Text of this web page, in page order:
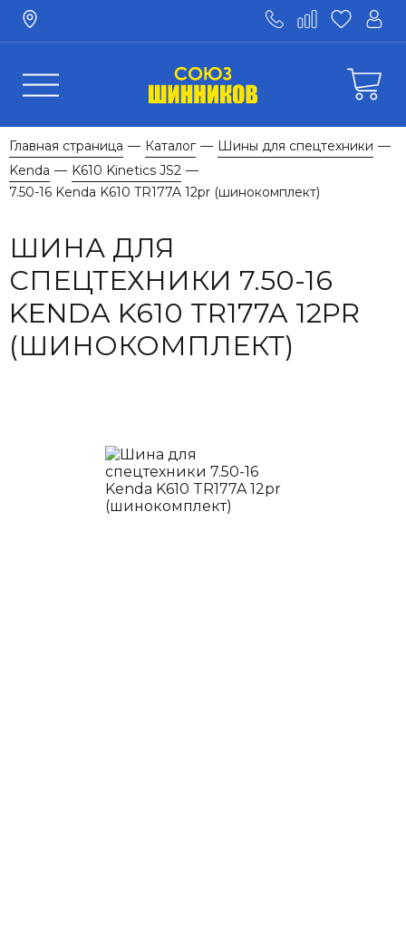
Главная страница — Каталог — Шины для спецтехники —
Kenda — K610 Kinetics JS2 —
7.50-16 Kenda K610 TR177A 12pr (шинокомплект)
ШИНА ДЛЯ
СПЕЦТЕХНИКИ 7.50-16
KENDA K610 TR177A 12PR
(ШИНОКОМПЛЕКТ)